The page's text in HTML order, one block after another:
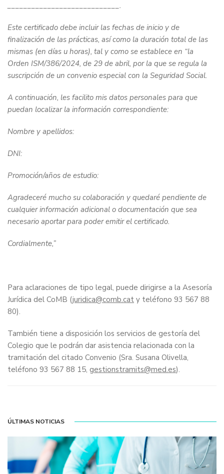
____________________________.
Este certificado debe incluir las fechas de inicio y de
finalización de las prácticas, así como la duración total de las
mismas (en días u horas), tal y como se establece en “la
Orden ISM/386/2024, de 29 de abril, por la que se regula la
suscripción de un convenio especial con la Seguridad Social.
A continuación, les facilito mis datos personales para que
puedan localizar la información correspondiente:
Nombre y apellidos:
DNI:
Promoción/años de estudio:
Agradeceré mucho su colaboración y quedaré pendiente de
cualquier información adicional o documentación que sea
necesario aportar para poder emitir el certificado.
Cordialmente,”
Para aclaraciones de tipo legal, puede dirigirse a la Asesoría
Jurídica del CoMB (juridica@comb.cat y teléfono 93 567 88
80).
También tiene a disposición los servicios de gestoría del
Colegio que le podrán dar asistencia relacionada con la
tramitación del citado Convenio (Sra. Susana Olivella,
teléfono 93 567 88 15, gestionstramits@med.es).
ÚLTIMAS NOTICIAS